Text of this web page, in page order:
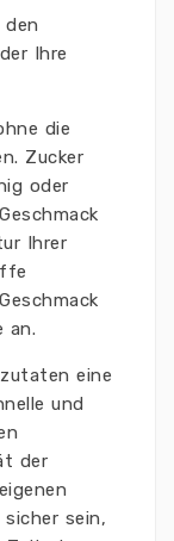
den
Ihre
die
Zucker
oder
Ihrer
an.
eine
und
der
sein,